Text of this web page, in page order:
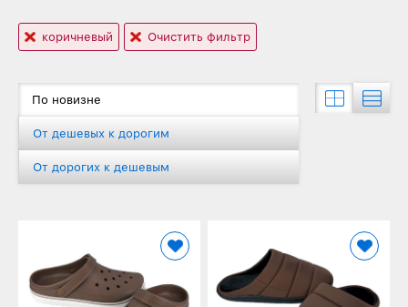
коричневый Очистить фильтр
По новизне
От дешевых к дорогим
От дорогих к дешевым